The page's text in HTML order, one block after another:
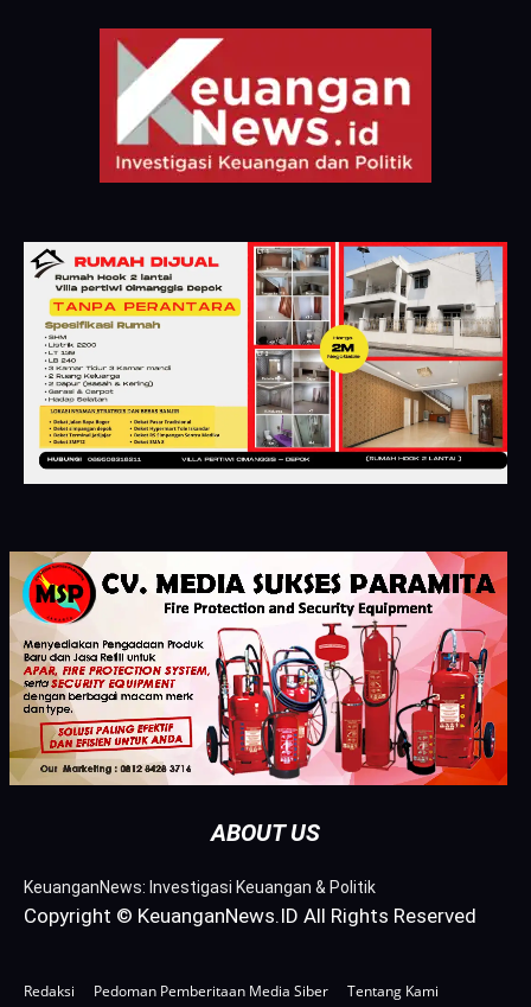
ABOUT US
KeuanganNews: Investigasi Keuangan & Politik
Copyright © KeuanganNews.ID All Rights Reserved
Redaksi Pedoman Pemberitaan Media Siber
Tentang Kami